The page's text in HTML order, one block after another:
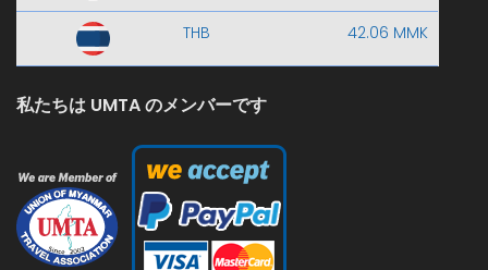
THB 42.06 MMK
私たちは UMTA のメンバーです